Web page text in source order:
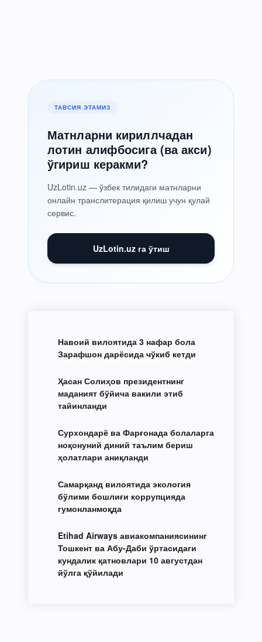
ТАВСИЯ ЭТАМИЗ
Матнларни кириллчадан
лотин алифбосига (ва акси)
ўгириш керакми?
UzLotin.uz — ўзбек тилидаги матнларни
онлайн транслитерация қилиш учун қулай
сервис.
UzLotin.uz га ўтиш
Навоий вилоятида 3 нафар бола
Зарафшон дарёсида чўкиб кетди
Ҳасан Солиҳов президентнинг
маданият бўйича вакили этиб
тайинланди
Сурхондарё ва Фарғонада болаларга
ноқонуний диний таълим бериш
ҳолатлари аниқланди
Самарқанд вилоятида экология
бўлими бошлиғи коррупцияда
гумонланмоқда
Etihad Airways авиакомпаниясининг
Тошкент ва Абу-Даби ўртасидаги
кундалик қатновлари 10 августдан
йўлга қўйилади